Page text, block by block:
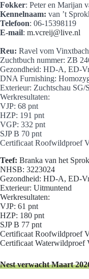
Fokker: Peter en Marijan
Kennelnaam: van ’t
Telefoon: 06-15398119
E-mail: m.vcreij@live.nl
Reu: Ravel vom
Zuchtbuch nummer: ZB
Gezondheid: HD-A, ED-
DNA Furnishing:
Exterieur: Zuchtschau SG/
Werkresultaten:
VJP: 68 pnt
HZP: 191 pnt
VGP: 332 pnt
SJP B 70 pnt
Certificaat Roofwildproef
Teef: Branka van het
NHSB: 3223024
Gezondheid: HD-A, ED-
Exterieur: Uitmuntend
Werkresultaten:
VJP: 61 pnt
HZP: 180 pnt
SJP B 77 pnt
Certificaat Roofwildproef
Certificaat
Nest verwacht Maart